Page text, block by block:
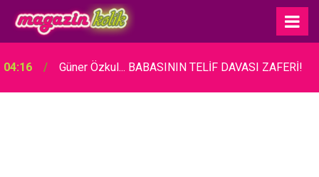
04:16 Güner Özkul... BABASININ TELİF DAVASI ZAFERİ!